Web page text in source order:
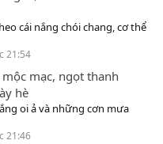
cái nắng chói chang, cơ thể
21:54
mạc, ngọt thanh
hè
oi ả và những cơn mưa
21:46